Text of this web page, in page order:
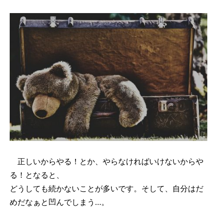
正しいからやる！とか、やらなければいけないからや
る！となると、
どうしても続かないことが多いです。そして、自分はだ
めだなぁと凹んでしまう…。